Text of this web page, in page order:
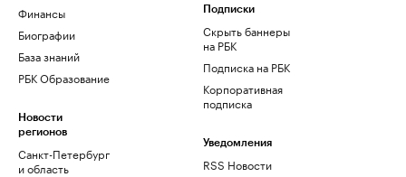
Финансы
Биографии
База знаний
РБК Образование
Новости
регионов
Санкт-Петербург
и область
Подписки
Скрыть баннеры
на РБК
Подписка на РБК
Корпоративная
подписка
Уведомления
RSS Новости